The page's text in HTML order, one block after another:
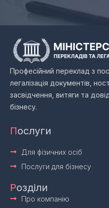
Професійний переклад з
легалізація документів,
засвідчення, витяги та
бізнесу.
Послуги
Для фізичних осіб
Послуги для бізнесу
Розділи
Про компанію